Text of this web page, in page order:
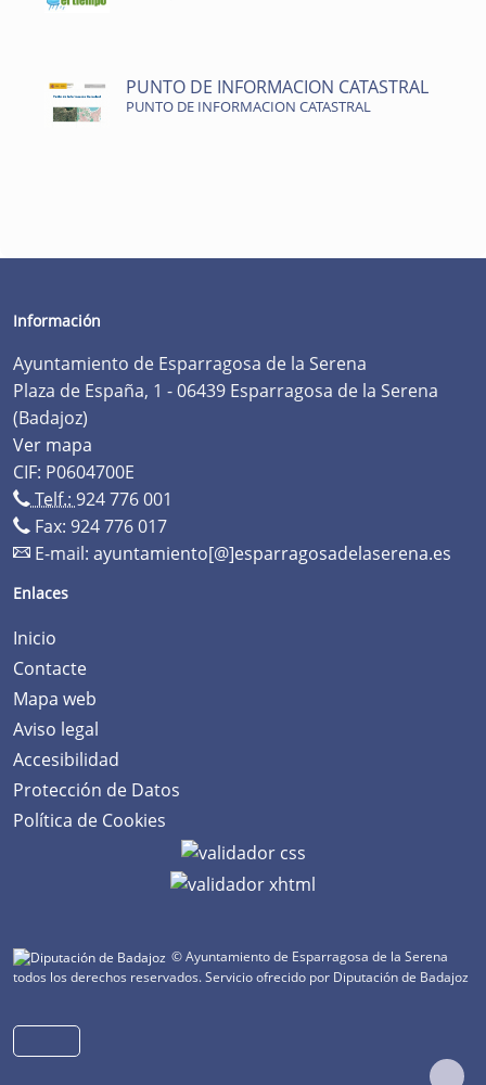
PUNTO DE INFORMACION CATASTRAL
PUNTO DE INFORMACION CATASTRAL
Información
Ayuntamiento de Esparragosa de la Serena
Plaza de España, 1 - 06439 Esparragosa de la Serena
(Badajoz)
Ver mapa
CIF: P0604700E
Telf.: 924 776 001
Fax: 924 776 017
E-mail: ayuntamiento[@]esparragosadelaserena.es
Enlaces
Inicio
Contacte
Mapa web
Aviso legal
Accesibilidad
Protección de Datos
Política de Cookies
© Ayuntamiento de Esparragosa de la Serena
todos los derechos reservados.Servicio ofrecido por Diputación de Badajoz